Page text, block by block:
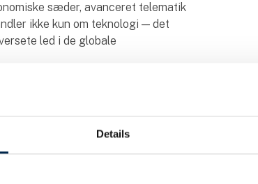
Details
sæder, avanceret telematik
ikke kun om teknologi — det
led i de globale
at opleve denne udvikling. Træd
der startede det hele, og den
til en tid, hvor lastbilkørsel var
synlige gear, et simpelt rat og